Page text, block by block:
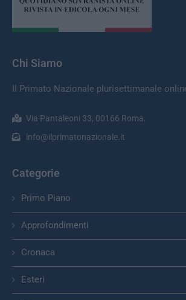
Chi Siamo
Il Primato Nazionale plurisettimanale
Via Pantaleoni 33, 00166 Roma.
info@ilprimatonazionale.it
Categorie
Primo Piano
Approfondimenti
Cronaca
Esteri